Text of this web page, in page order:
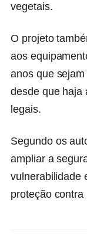
vegetais.
O projeto
aos
anos que
desde que haja
legais.
Segundo os
ampliar a
vulnerabilidade
proteção